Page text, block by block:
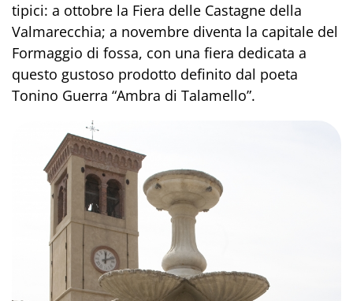
tipici: a ottobre la Fiera delle Castagne della
Valmarecchia; a novembre diventa la capitale del
Formaggio di fossa, con una fiera dedicata a
questo gustoso prodotto definito dal poeta
Tonino Guerra “Ambra di Talamello”.